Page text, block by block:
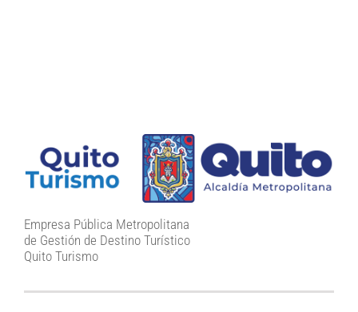
Empresa Pública Metropolitana
de Gestión de Destino Turístico
Quito Turismo